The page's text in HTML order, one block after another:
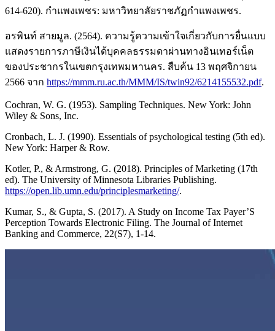
614-620). กำแพงเพชร: มหาวิทยาลัยราชภัฏกำแพงเพชร.
อรพินท์ สายมูล. (2564). ความรู้ความเข้าใจเกี่ยวกับการยื่นแบบ
แสดงรายการภาษีเงินได้บุคคลธรรมดาผ่านทางอินเทอร์เน็ต
ของประชากรในเขตกรุงเทพมหานคร. สืบค้น 13 พฤศจิกายน
2566 จาก https://mmm.ru.ac.th/MMM/IS/twin92/6214155532.pdf.
Cochran, W. G. (1953). Sampling Techniques. New York: John
Wiley & Sons, Inc.
Cronbach, L. J. (1990). Essentials of psychological testing (5th ed).
New York: Harper & Row.
Kotler, P., & Armstrong, G. (2018). Principles of Marketing (17th
ed). The University of Minnesota Libraries Publishing.
https://open.lib.umn.edu/principlesmarketing/.
Kumar, S., & Gupta, S. (2017). A Study on Income Tax Payer’S
Perception Towards Electronic Filing. The Journal of Internet
Banking and Commerce, 22(S7), 1-14.